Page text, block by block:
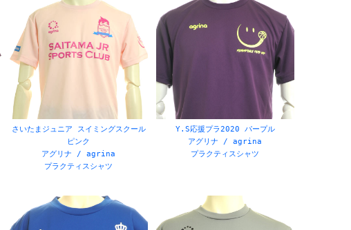
さいたまジュニア スイミングスクール
ピンク
アグリナ / agrina
プラクティスシャツ
Y.S応援プラ2020 パープル
アグリナ / agrina
プラクティスシャツ